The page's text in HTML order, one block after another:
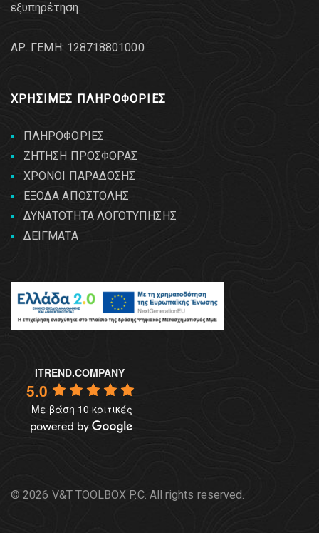
εξυπηρέτηση.
AΡ. ΓΕΜΗ: 128718801000
ΧΡΗΣΙΜΕΣ ΠΛΗΡΟΦΟΡΙΕΣ
ΠΛΗΡΟΦΟΡΙΕΣ
ΖΗΤΗΣΗ ΠΡΟΣΦΟΡΑΣ
ΧΡΟΝΟΙ ΠΑΡΑΔΟΣΗΣ
ΕΞΟΔΑ ΑΠΟΣΤΟΛΗΣ
ΔΥΝΑΤΟΤΗΤΑ ΛΟΓΟΤΥΠΗΣΗΣ
ΔΕΙΓΜΑΤΑ
ITREND.COMPANY
5.0
Με βάση 10 κριτικές
© 2026 V&T TOOLBOX P.C. All rights reserved.